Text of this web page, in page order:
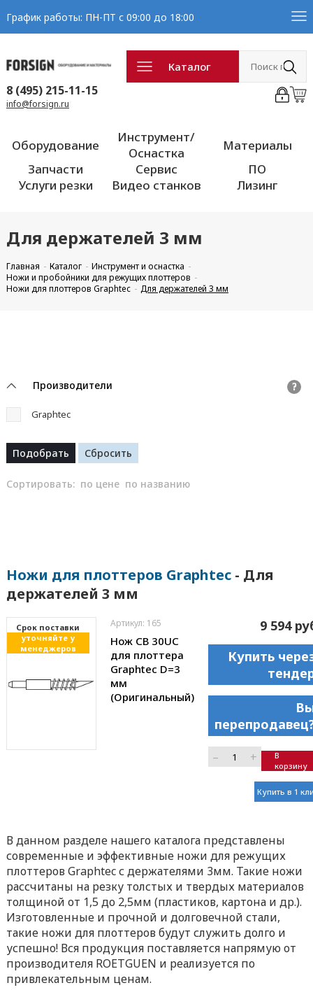
График работы: ПН-ПТ с 09:00 до 18:00
Каталог
8 (495) 215-11-15
info@forsign.ru
Оборудование
Инструмент/
Оснастка
Материалы
Запчасти
Сервис
ПО
Услуги резки
Видео станков Лизинг
Для держателей 3 мм
Главная Каталог
Инструмент и оснастка
Ножи и пробойники для режущих плоттеров
Ножи для плоттеров Graphtec
Для держателей 3 мм
Производители ?
Graphtec
Сортировать: по цене по названию
Ножи для плоттеров Graphtec- Для
держателей 3 мм
Cрок поставки
уточняйте у
менеджеров
Артикул: 165
Нож CB 30UС
для плоттера
Graphtec D=3
мм
(Оригинальный)
9 594
Купить
– +
В
корзину
Купить в 1
В данном разделе нашего каталога представлены
современные и эффективные ножи для режущих
плоттеров Graphtec с держателями 3мм. Такие ножи
рассчитаны на резку толстых и твердых материалов
толщиной от 1,5 до 2,5мм (пластиков, картона и др.).
Изготовленные и прочной и долговечной стали,
такие ножи для плоттеров будут служить долго и
успешно! Вся продукция поставляется напрямую от
производителя ROETGUEN и реализуется по
привлекательным ценам.